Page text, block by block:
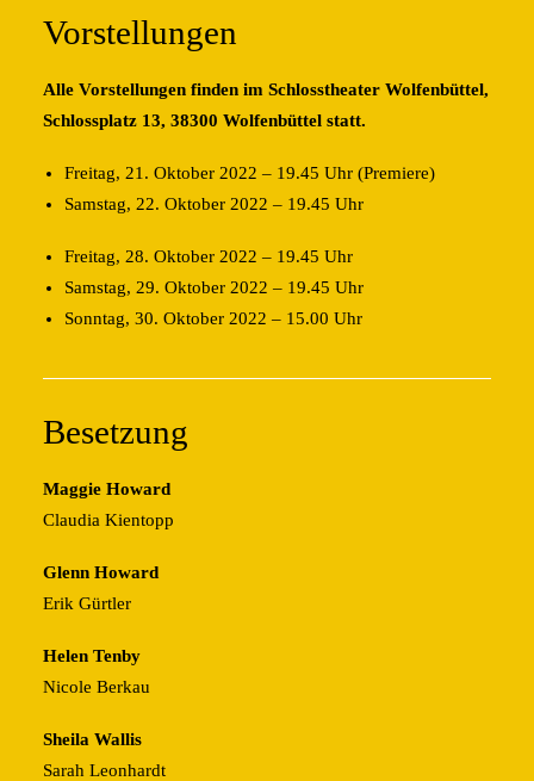
Vorstellungen
Alle Vorstellungen finden im Schlosstheater Wolfenbüttel,
Schlossplatz 13, 38300 Wolfenbüttel statt.
Freitag, 21. Oktober 2022 – 19.45 Uhr (Premiere)
Samstag, 22. Oktober 2022 – 19.45 Uhr
Freitag, 28. Oktober 2022 – 19.45 Uhr
Samstag, 29. Oktober 2022 – 19.45 Uhr
Sonntag, 30. Oktober 2022 – 15.00 Uhr
Besetzung
Maggie Howard
Claudia Kientopp
Glenn Howard
Erik Gürtler
Helen Tenby
Nicole Berkau
Sheila Wallis
Sarah Leonhardt